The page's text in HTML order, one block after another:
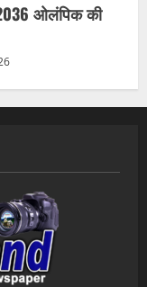
ओलंपिक की